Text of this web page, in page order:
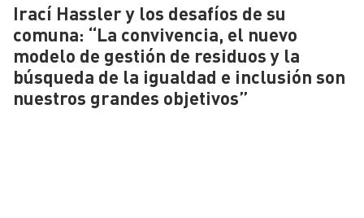
Irací Hassler y los desafíos de su
comuna: “La convivencia, el nuevo
modelo de gestión de residuos y la
búsqueda de la igualdad e inclusión son
nuestros grandes objetivos”